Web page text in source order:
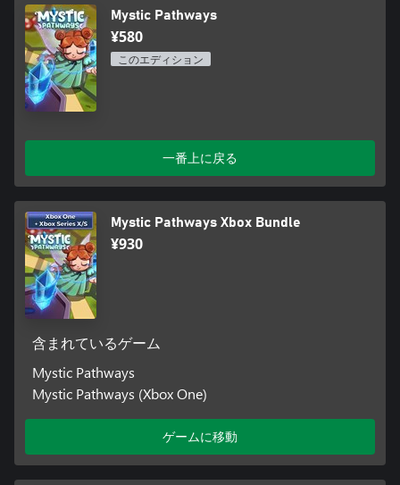
Mystic Pathways
¥580
このエディション
一番上に戻る
Mystic Pathways Xbox Bundle
¥930
含まれているゲーム
Mystic Pathways
Mystic Pathways (Xbox One)
ゲームに移動